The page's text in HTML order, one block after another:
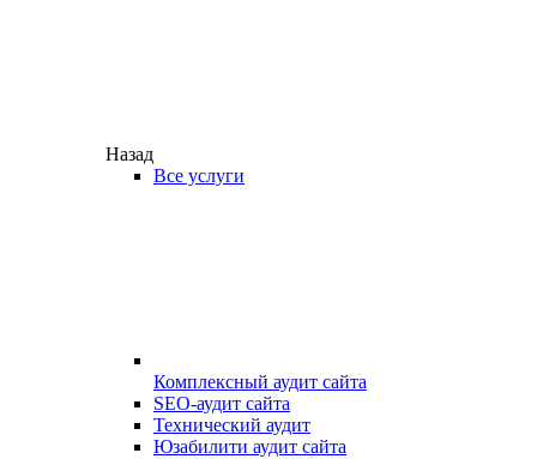
Назад
Все услуги
Комплексный аудит сайта
SEO-аудит сайта
Технический аудит
Юзабилити аудит сайта